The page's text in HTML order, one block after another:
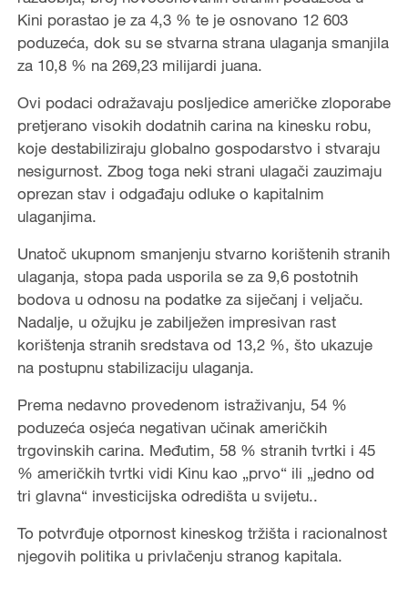
Kini porastao je za 4,3 % te je osnovano 12 603
poduzeća, dok su se stvarna strana ulaganja smanjila
za 10,8 % na 269,23 milijardi juana.
Ovi podaci odražavaju posljedice američke zloporabe
pretjerano visokih dodatnih carina na kinesku robu,
koje destabiliziraju globalno gospodarstvo i stvaraju
nesigurnost. Zbog toga neki strani ulagači zauzimaju
oprezan stav i odgađaju odluke o kapitalnim
ulaganjima.
Unatoč ukupnom smanjenju stvarno korištenih stranih
ulaganja, stopa pada usporila se za 9,6 postotnih
bodova u odnosu na podatke za siječanj i veljaču.
Nadalje, u ožujku je zabilježen impresivan rast
korištenja stranih sredstava od 13,2 %, što ukazuje
na postupnu stabilizaciju ulaganja.
Prema nedavno provedenom istraživanju, 54 %
poduzeća osjeća negativan učinak američkih
trgovinskih carina. Međutim, 58 % stranih tvrtki i 45
% američkih tvrtki vidi Kinu kao „prvo“ ili „jedno od
tri glavna“ investicijska odredišta u svijetu..
To potvrđuje otpornost kineskog tržišta i racionalnost
njegovih politika u privlačenju stranog kapitala.